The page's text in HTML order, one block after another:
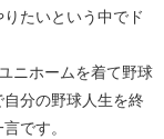
たいという中でド
ニホームを着て野球
分の野球人生を終
です。